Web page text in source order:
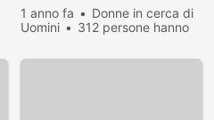
1 anno fa
Donne in cerca di
Uomini
312 persone hanno